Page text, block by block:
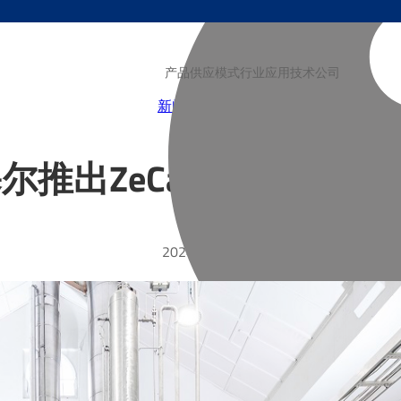
产品供应模式行业应用技术公司
新闻
推出ZeCarb “碳捕集即
2024-05-06